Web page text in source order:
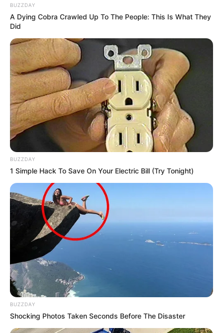
BUZZDAY
A Dying Cobra Crawled Up To The People: This Is What They
Did
BUZZDAY
1 Simple Hack To Save On Your Electric Bill (Try Tonight)
BUZZDAY
Shocking Photos Taken Seconds Before The Disaster